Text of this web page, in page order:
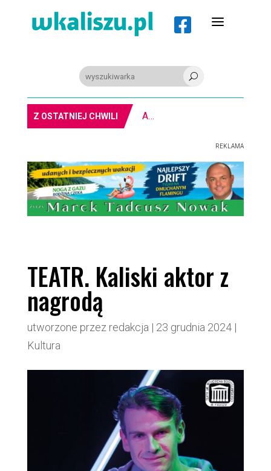
 a
U
Z OSTATNIEJ CHWILI
REKLAMA
TEATR. Kaliski aktor z
nagrodą
utworzone przez redakcja | 23 grudnia 2024|
Kultura